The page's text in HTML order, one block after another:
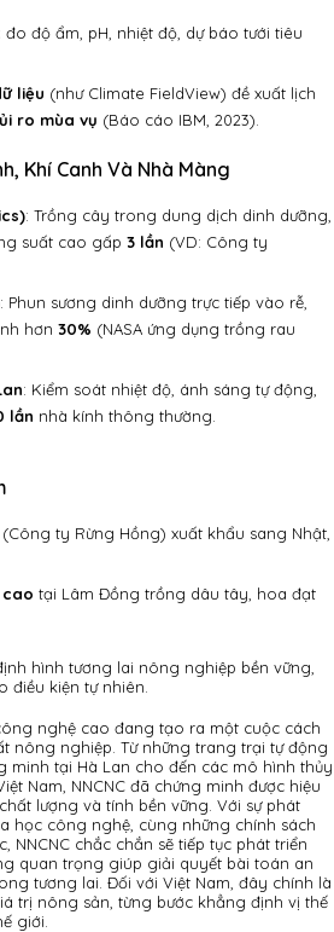
đo độ ẩm, pH, nhiệt độ, dự báo tưới tiêu
liệu (như Climate FieldView) đề xuất lịch
ro mùa vụ (Báo cáo IBM, 2023).
Khí Canh Và Nhà Màng
: Trồng cây trong dung dịch dinh dưỡng,
suất cao gấp 3 lần (VD: Công ty
: Phun sương dinh dưỡng trực tiếp vào rễ,
hơn 30% (NASA ứng dụng trồng rau
: Kiểm soát nhiệt độ, ánh sáng tự động,
lần nhà kính thông thường.
(Công ty Rừng Hồng) xuất khẩu sang Nhật,
tại Lâm Đồng trồng dâu tây, hoa đạt
hình tương lai nông nghiệp bền vững,
điều kiện tự nhiên.
nghệ cao đang tạo ra một cuộc cách
nông nghiệp. Từ những trang trại tự động
minh tại Hà Lan cho đến các mô hình thủy
Nam, NNCNC đã chứng minh được hiệu
lượng và tính bền vững. Với sự phát
học công nghệ, cùng những chính sách
NNCNC chắc chắn sẽ tiếp tục phát triển
quan trọng giúp giải quyết bài toán an
tương lai. Đối với Việt Nam, đây chính là
trị nông sản, từng bước khẳng định vị thế
giới.